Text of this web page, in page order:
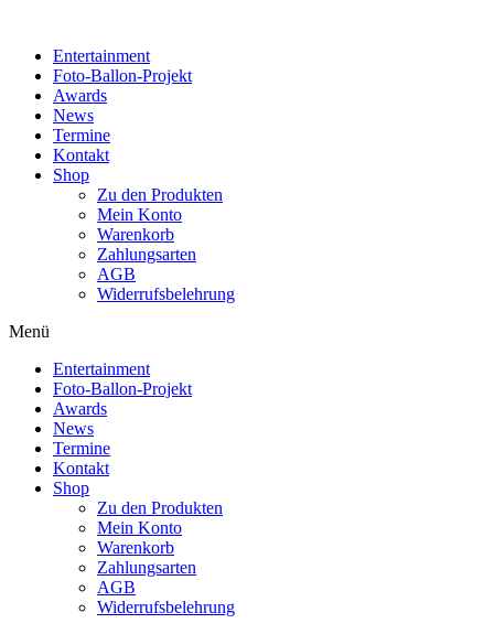
wechselnEntertainment
Foto-Ballon-Projekt
Awards
News
Termine
Kontakt
Shop
Zu den Produkten
Mein Konto
Warenkorb
Zahlungsarten
AGB
Widerrufsbelehrung
Menü
Entertainment
Foto-Ballon-Projekt
Awards
News
Termine
Kontakt
Shop
Zu den Produkten
Mein Konto
Warenkorb
Zahlungsarten
AGB
Widerrufsbelehrung